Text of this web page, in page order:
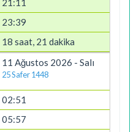
21:11
23:39
18 saat, 21 dakika
11 Ağustos 2026 - Salı
25 Safer 1448
02:51
05:57